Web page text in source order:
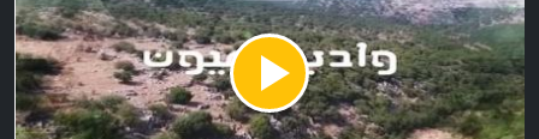
Play
Video